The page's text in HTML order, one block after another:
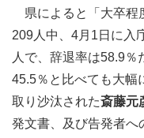
県によると「大卒程
209人中、4月1日に入
人で、辞退率は58.9％
45.5％と比べても大幅
取り沙汰された斎藤元
発文書、及び告発者へ